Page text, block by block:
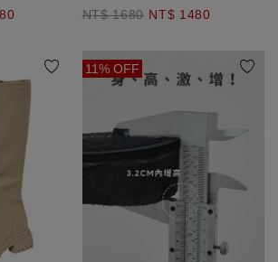
NT$ 1680 NT$ 1480
11% OFF